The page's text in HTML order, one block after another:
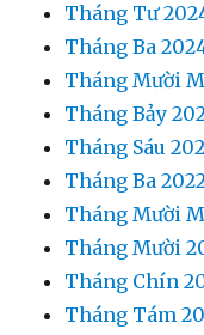
Tháng Tư
Tháng Ba
Tháng Mười
Tháng Bảy
Tháng Sáu
Tháng Ba
Tháng Mười
Tháng Mười
Tháng Chín
Tháng Tám